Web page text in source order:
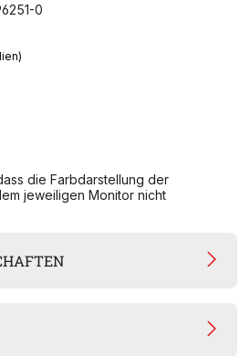
0
die Farbdarstellung der
jeweiligen Monitor nicht